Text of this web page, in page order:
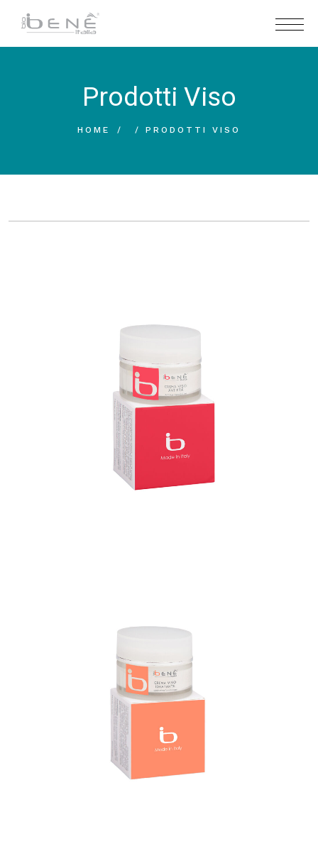
Prodotti Viso
HOME PRODOTTI VISO